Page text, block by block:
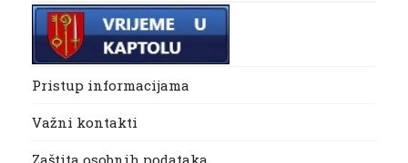
Pristup informacijama
Važni kontakti